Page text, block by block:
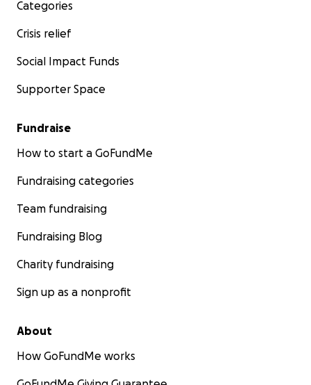
führen. Im Andenken an Tilda wollen wir etwas
Categories
Crisis relief
Social Impact Funds
Supporter Space
Fundraise
How to start a GoFundMe
Fundraising categories
Team fundraising
Fundraising Blog
Charity fundraising
Sign up as a nonprofit
About
How GoFundMe works